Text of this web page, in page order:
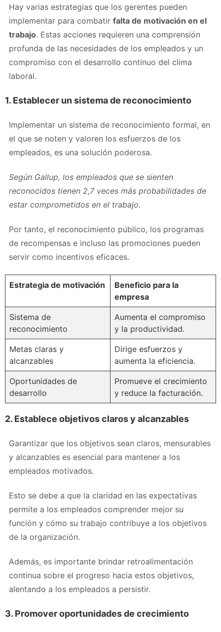
Hay varias estrategias que los gerentes pueden
implementar para combatir falta de motivación en el
trabajo. Estas acciones requieren una comprensión
profunda de las necesidades de los empleados y un
compromiso con el desarrollo continuo del clima
laboral.
1. Establecer un sistema de reconocimiento
Implementar un sistema de reconocimiento formal, en
el que se noten y valoren los esfuerzos de los
empleados, es una solución poderosa.
Según Gallup, los empleados que se sienten
reconocidos tienen 2,7 veces más probabilidades de
estar comprometidos en el trabajo.
Por tanto, el reconocimiento público, los programas
de recompensas e incluso las promociones pueden
servir como incentivos eficaces.
Estrategia de motivación
Beneficio para la
empresa
Sistema de
reconocimiento
Aumenta el compromiso
y la productividad.
Metas claras y
alcanzables
Dirige esfuerzos y
aumenta la eficiencia.
Oportunidades de
desarrollo
Promueve el crecimiento
y reduce la facturación.
2. Establece objetivos claros y alcanzables
Garantizar que los objetivos sean claros, mensurables
y alcanzables es esencial para mantener a los
empleados motivados.
Esto se debe a que la claridad en las expectativas
permite a los empleados comprender mejor su
función y cómo su trabajo contribuye a los objetivos
de la organización.
Además, es importante brindar retroalimentación
continua sobre el progreso hacia estos objetivos,
alentando a los empleados a persistir.
3. Promover oportunidades de crecimiento